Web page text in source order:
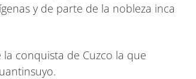
y de parte de la nobleza inca
conquista de Cuzco la que